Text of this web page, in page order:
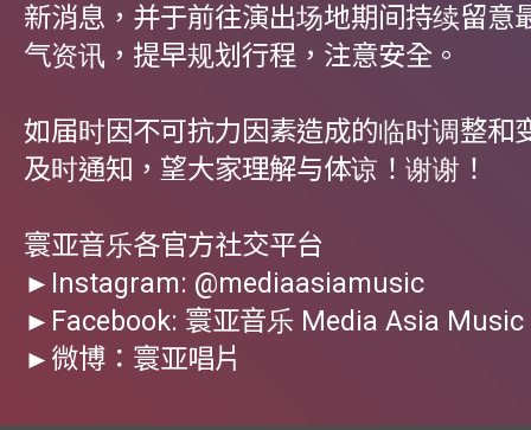
新消息，并于前往演出场地期间持续留意
气资讯，提早规划行程，注意安全。
如届时因不可抗力因素造成的临时调整和
及时通知，望大家理解与体谅！谢谢！
寰亚音乐各官方社交平台
►Instagram: @mediaasiamusic
►Facebook: 寰亚音乐 Media Asia Music
►微博：寰亚唱片